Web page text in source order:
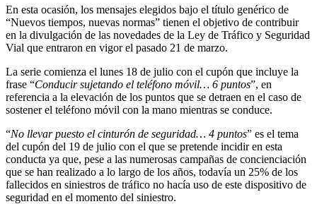
En esta ocasión, los mensajes elegidos bajo el título genérico de
“Nuevos tiempos, nuevas normas” tienen el objetivo de contribuir
en la divulgación de las novedades de la Ley de Tráfico y Seguridad
Vial que entraron en vigor el pasado 21 de marzo.
La serie comienza el lunes 18 de julio con el cupón que incluye la
frase “Conducir sujetando el teléfono móvil… 6 puntos”, en
referencia a la elevación de los puntos que se detraen en el caso de
sostener el teléfono móvil con la mano mientras se conduce.
“No llevar puesto el cinturón de seguridad… 4 puntos” es el tema
del cupón del 19 de julio con el que se pretende incidir en esta
conducta ya que, pese a las numerosas campañas de concienciación
que se han realizado a lo largo de los años, todavía un 25% de los
fallecidos en siniestros de tráfico no hacía uso de este dispositivo de
seguridad en el momento del siniestro.